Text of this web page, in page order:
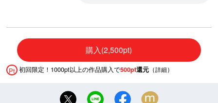
購入(2,500pt)
Pt 初回限定！1000pt以上の作品購入で500pt還元 （詳細）